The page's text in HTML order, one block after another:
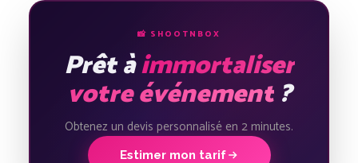
📸 SHOOTNBOX
Prêt àimmortaliser
votre événement?
Obtenez un devis personnalisé en 2 minutes.
Estimer mon tarif